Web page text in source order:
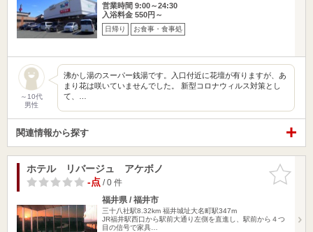
営業時間 9:00～24:30
入浴料金 550円～
日帰り お食事・食事処
～10代
男性
沸かし湯のスーパー銭湯です。入口付近に花壇が有りますが、あ
まり花は咲いていませんでした。 新型コロナウィルス対策とし
て、…
関連情報から探す
お気に入
りに追加
ホテル リバージュ アケボノ
-点/ 0 件
福井県 / 福井市
三十八社駅8.32km 福井城址大名町駅347m
JR福井駅西口から駅前大通り左側を直進し、駅前から４つ
目の信号で家具…